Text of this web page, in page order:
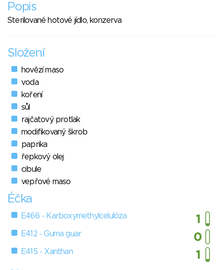
Popis
Sterilované hotové jídlo, konzerva
Složení
hovězí maso
voda
koření
sůl
rajčatový protlak
modifikovaný škrob
paprika
řepkový olej
cibule
vepřové maso
Éčka
E466 - Karboxymethylcelulóza
E412 - Guma guar
E415 - Xanthan